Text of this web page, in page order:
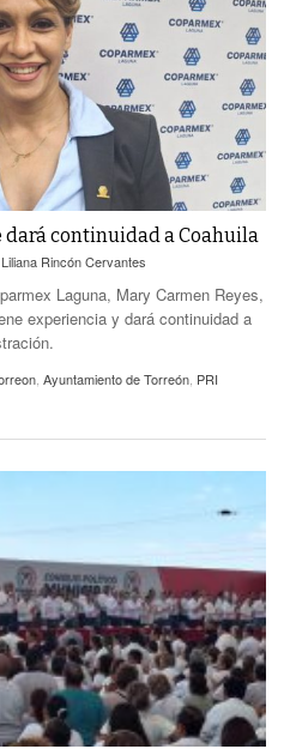
continuidad a Coahuila
Liliana Rincón Cervantes
Laguna, Mary Carmen Reyes,
experiencia y dará continuidad a
Ayuntamiento de Torreón PRI